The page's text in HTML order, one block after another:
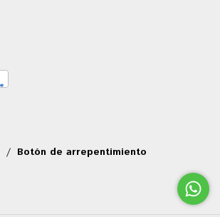
/ Botón de arrepentimiento